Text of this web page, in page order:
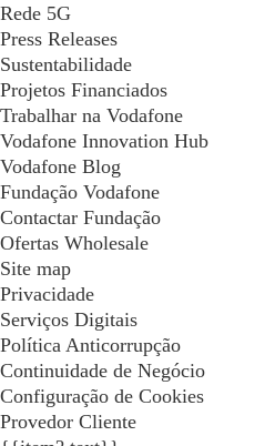
Rede 5G
Press Releases
Sustentabilidade
Projetos Financiados
Trabalhar na Vodafone
Vodafone Innovation Hub
Vodafone Blog
Fundação Vodafone
Contactar Fundação
Ofertas Wholesale
Site map
Privacidade
Serviços Digitais
Política Anticorrupção
Continuidade de Negócio
Configuração de Cookies
Provedor Cliente